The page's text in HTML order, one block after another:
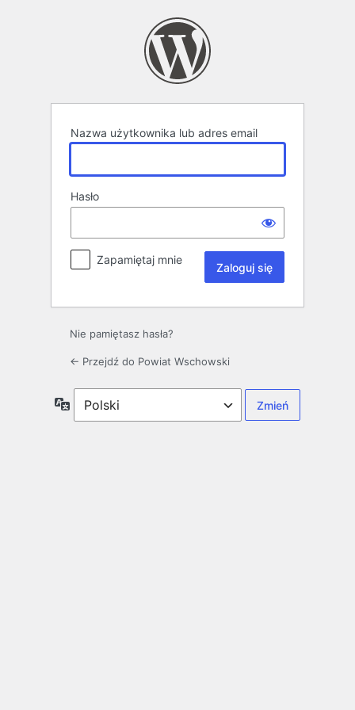
Nazwa użytkownika lub adres email
Hasło
Zapamiętaj mnie
Nie pamiętasz hasła?
← Przejdź do Powiat Wschowski
Język